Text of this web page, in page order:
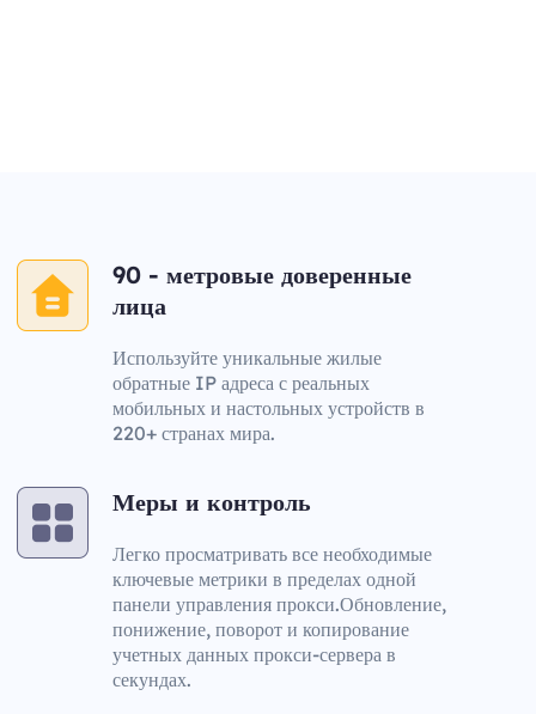
90 - метровые доверенные
лица
Используйте уникальные жилые
обратные IP адреса с реальных
мобильных и настольных устройств в
220+ странах мира.
Меры и контроль
Легко просматривать все необходимые
ключевые метрики в пределах одной
панели управления прокси.Обновление,
понижение, поворот и копирование
учетных данных прокси-сервера в
секундах.